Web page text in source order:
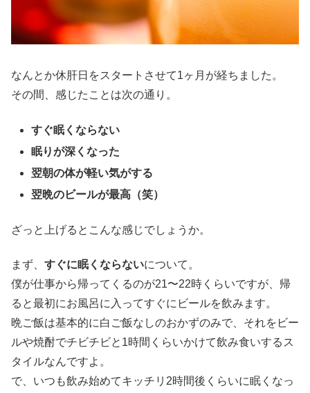
なんとか休肝日をスタートさせて1ヶ月が経ちました。
その間、感じたことは次の通り。
すぐ眠くならない
眠りが深くなった
翌朝の体が軽い気がする
翌晩のビールが最高（笑）
ざっと上げるとこんな感じでしょうか。
まず、 すぐに眠くならないについて。
僕が仕事から帰ってくるのが21〜22時くらいですが、帰
ると最初にお風呂に入ってすぐにビールを飲みます。
晩ご飯は基本的に白ご飯なしのおかずのみで、それをビー
ルや焼酎でチビチビと1時間くらいかけて飲み食いするス
タイルなんですよ。
で、いつも飲み始めてキッチリ2時間後くらいに眠くなっ